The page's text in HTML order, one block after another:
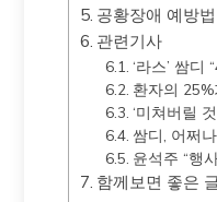
공황장애 예방법
관련기사
‘라스’ 쌈디
환자의 25%
‘미쳐버릴
쌈디, 어쩌
윤석주 “행
함께보면 좋은